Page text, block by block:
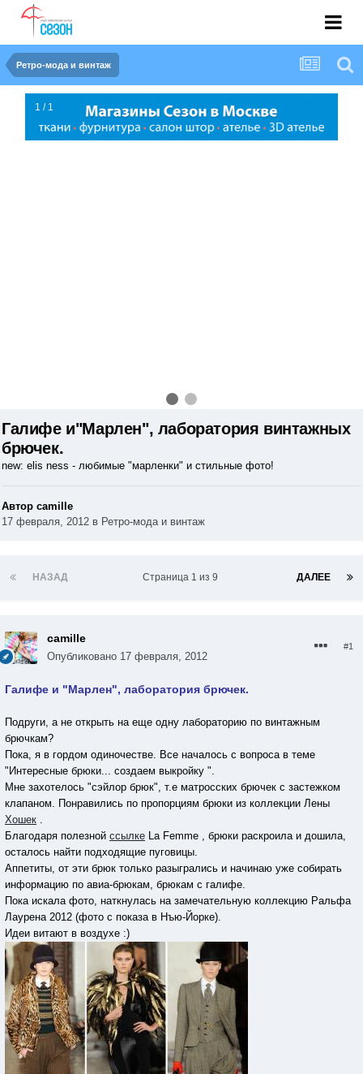
Ретро-мода и винтаж
1 / 1
Галифе и"Марлен", лаборатория винтажных
брючек.
new: elis ness - любимые "марленки" и стильные фото!
Автор camille
17 февраля, 2012 в Ретро-мода и винтаж
НАЗАД ДАЛЕЕ
Страница 1 из 9
camille
Опубликовано 17 февраля, 2012
#1
Галифе и "Марлен", лаборатория брючек.
Подруги, а не открыть на еще одну лабораторию по винтажным
брючкам?
Пока, я в гордом одиночестве. Все началось с вопроса в теме
"Интересные брюки... создаем выкройку ".
Мне захотелось "сэйлор брюк", т.е матросских брючек с застежком
клапаном. Понравились по пропорциям брюки из коллекции Лены
Хошек .
Благодаря полезной ссылкe La Femme , брюки раскроила и дошила,
осталось найти подходящие пуговицы.
Аппетиты, от эти брюк только разыгрались и начинаю уже собирать
информацию по авиа-брюкам, брюкам с галифе.
Пока искала фото, наткнулась на замечательную коллекцию Ральфа
Лаурена 2012 (фото с показа в Нъю-Йорке).
Идеи витают в воздухе :)